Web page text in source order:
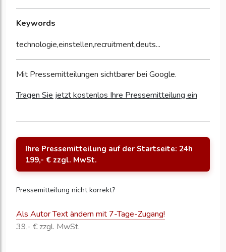
Keywords
technologie,einstellen,recruitment,deuts...
Mit Pressemitteilungen sichtbarer bei Google.
Tragen Sie jetzt kostenlos Ihre Pressemitteilung ein
Ihre Pressemitteilung auf der Startseite: 24h
199,- € zzgl. MwSt.
Pressemitteilung nicht korrekt?
Als Autor Text ändern mit 7-Tage-Zugang!
39,- € zzgl. MwSt.